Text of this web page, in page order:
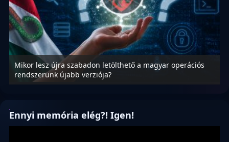
Mikor lesz újra szabadon letölthető a magyar operációs
rendszerünk újabb verziója?
Ennyi memória elég?! Igen!